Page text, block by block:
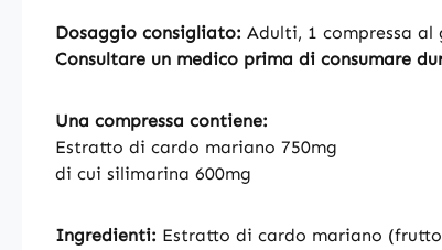
Dosaggio consigliato: Adulti, 1 compressa
Consultare un medico prima di consumare
Una compressa contiene:
Estratto di cardo mariano 750mg
di cui silimarina 600mg
Ingredienti: Estratto di cardo mariano